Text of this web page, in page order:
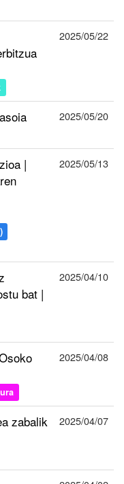
2025/05/22
2025/05/20
|
2025/05/13
bat |
2025/04/10
2025/04/08
zabalik
2025/04/07